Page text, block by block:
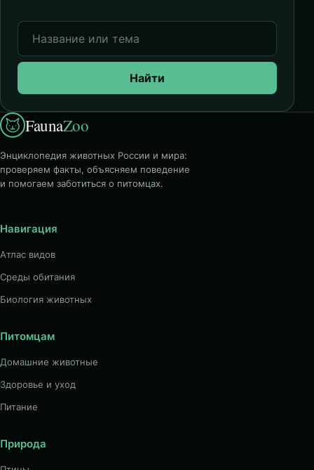
Найти
FaunaZoo
Энциклопедия животных России и мира:
проверяем факты, объясняем поведение
и помогаем заботиться о питомцах.
Навигация
Атлас видов
Среды обитания
Биология животных
Питомцам
Домашние животные
Здоровье и уход
Питание
Природа